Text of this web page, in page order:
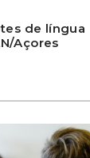
de língua
Açores